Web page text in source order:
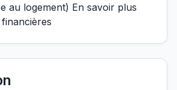
au logement) En savoir plus